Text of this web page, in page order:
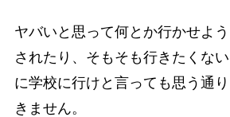
ヤバいと思って何とか行かせよ
されたり、そもそも行きたくな
に学校に行けと言っても思う通
きません。